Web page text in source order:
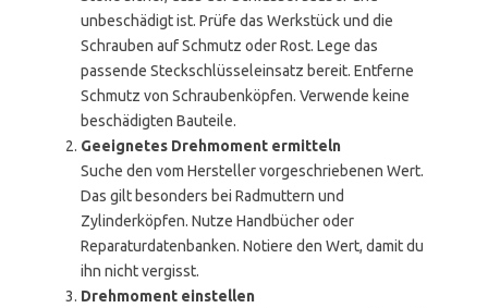
unbeschädigt ist. Prüfe das Werkstück und die
Schrauben auf Schmutz oder Rost. Lege das
passende Steckschlüsseleinsatz bereit. Entferne
Schmutz von Schraubenköpfen. Verwende keine
beschädigten Bauteile.
Geeignetes Drehmoment ermitteln
Suche den vom Hersteller vorgeschriebenen Wert.
Das gilt besonders bei Radmuttern und
Zylinderköpfen. Nutze Handbücher oder
Reparaturdatenbanken. Notiere den Wert, damit du
ihn nicht vergisst.
Drehmoment einstellen